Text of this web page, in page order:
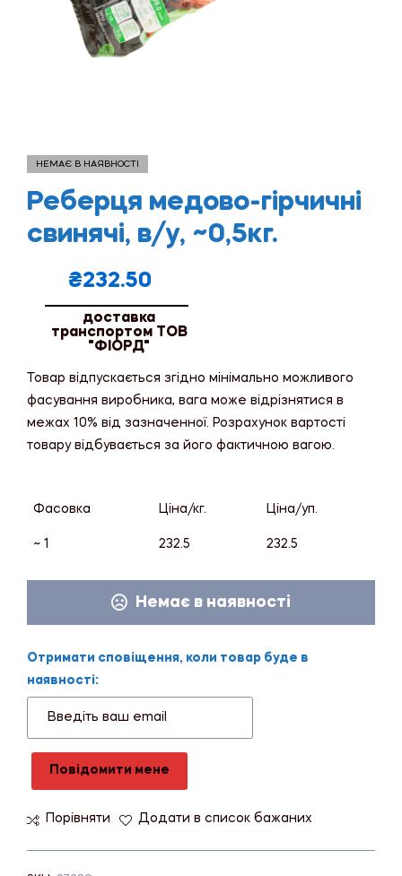
НЕМАЄ В НАЯВНОСТІ
Реберця медово-гірчичні
свинячі, в/у, ~0,5кг.
₴232.50
доставка
транспортом ТОВ
"ФІОРД"
Товар відпускається згідно мінімально можливого
фасування виробника, вага може відрізнятися в
межах 10% від зазначенної. Розрахунок вартості
товару відбувається за його фактичною вагою.
Фасовка Ціна/кг. Ціна/уп.
~ 1 232.5 232.5
Немає в наявності
Отримати сповіщення, коли товар буде в
наявності:
Повідомити мене
Порівняти Додати в список бажаних